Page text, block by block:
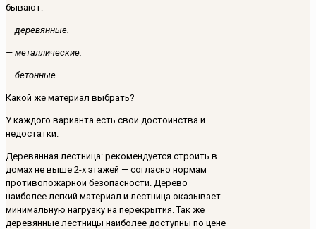
бывают:
— деревянные.
— металлические.
— бетонные.
Какой же материал выбрать?
У каждого варианта есть свои достоинства и
недостатки.
Деревянная лестница: рекомендуется строить в
домах не выше 2-х этажей — согласно нормам
противопожарной безопасности. Дерево
наиболее легкий материал и лестница оказывает
минимальную нагрузку на перекрытия. Так же
деревянные лестницы наиболее доступны по цене